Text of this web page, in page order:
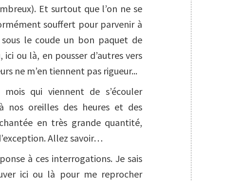
Et surtout que l’on ne se
souffert pour parvenir à
le coude un bon paquet de
ou là, en pousser d’autres vers
ne m’en tiennent pas rigueur...
qui viennent de s’écouler
nos oreilles des heures et des
en très grande quantité,
Allez savoir…
à ces interrogations. Je sais
ici ou là pour me reprocher